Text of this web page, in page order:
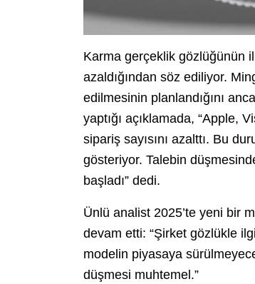
Karma gerçeklik gözlüğünün
azaldığından söz ediliyor.
edilmesinin planlandığını
yaptığı açıklamada, “Apple,
sipariş sayısını azalttı. Bu
gösteriyor. Talebin
başladı” dedi.
Ünlü analist 2025’te yeni bir
devam etti: “Şirket gözlükle
modelin piyasaya
düşmesi muhtemel.”